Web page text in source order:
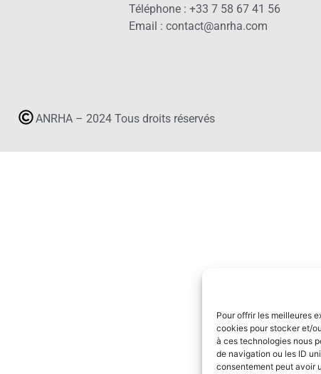
Pour offrir les meilleures
cookies pour stocker et/
à ces technologies nous
de navigation ou les ID
consentement peut avoir
Téléphone : +33 7 58 67 41 56
Email : contact@anrha.com
ANRHA – 2024 Tous droits réservés